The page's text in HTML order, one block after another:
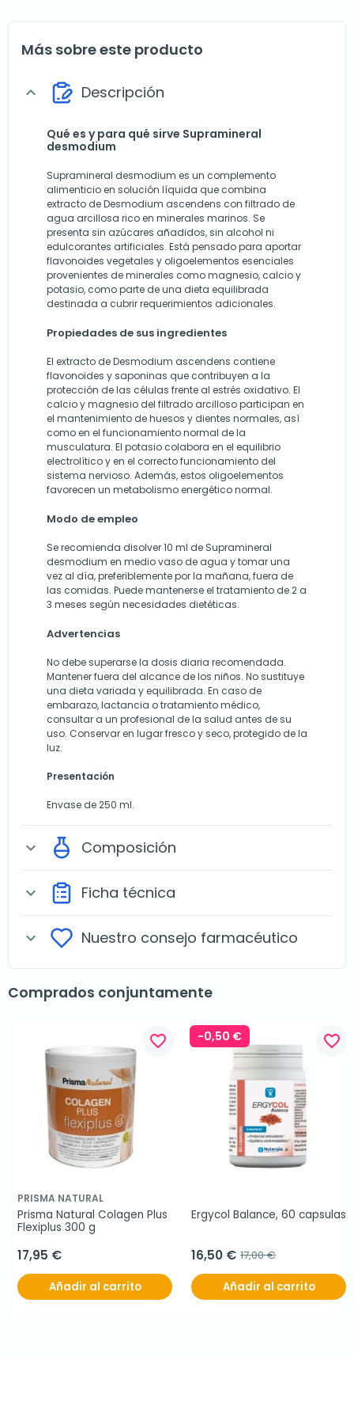
Más sobre este producto
expand_more Descripción
Qué es y para qué sirve Supramineral
desmodium
Supramineral desmodium es un complemento
alimenticio en solución líquida que combina
extracto de Desmodium ascendens con filtrado de
agua arcillosa rico en minerales marinos. Se
presenta sin azúcares añadidos, sin alcohol ni
edulcorantes artificiales. Está pensado para aportar
flavonoides vegetales y oligoelementos esenciales
provenientes de minerales como magnesio, calcio y
potasio, como parte de una dieta equilibrada
destinada a cubrir requerimientos adicionales.
Propiedades de sus ingredientes
El extracto de Desmodium ascendens contiene
flavonoides y saponinas que contribuyen a la
protección de las células frente al estrés oxidativo. El
calcio y magnesio del filtrado arcilloso participan en
el mantenimiento de huesos y dientes normales, así
como en el funcionamiento normal de la
musculatura. El potasio colabora en el equilibrio
electrolítico y en el correcto funcionamiento del
sistema nervioso. Además, estos oligoelementos
favorecen un metabolismo energético normal.
Modo de empleo
Se recomienda disolver 10 ml de Supramineral
desmodium en medio vaso de agua y tomar una
vez al día, preferiblemente por la mañana, fuera de
las comidas. Puede mantenerse el tratamiento de 2 a
3 meses según necesidades dietéticas.
Advertencias
No debe superarse la dosis diaria recomendada.
Mantener fuera del alcance de los niños. No sustituye
una dieta variada y equilibrada. En caso de
embarazo, lactancia o tratamiento médico,
consultar a un profesional de la salud antes de su
uso. Conservar en lugar fresco y seco, protegido de la
luz.
Presentación
Envase de 250 ml.
expand_more Composición
expand_more Ficha técnica
expand_more Nuestro consejo farmacéutico
Comprados conjuntamente
favorite_border
PRISMA NATURAL
Prisma Natural Colagen Plus
Flexiplus 300 g
17,95 €
Añadir al carrito
-0,50 € favorite_border
Ergycol Balance, 60 capsulas
16,50 € 17,00 €
Añadir al carrito